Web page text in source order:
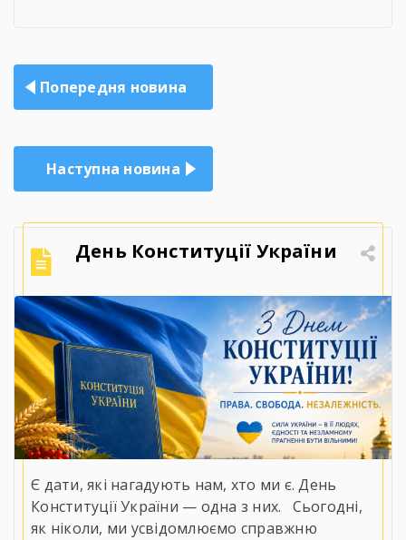
Навігація
записів
Попередня новина
Наступна новина
День Конституції України
Є дати, які нагадують нам, хто ми є. День
Конституції України — одна з них.⠀Сьогодні,
як ніколи, ми усвідомлюємо справжню